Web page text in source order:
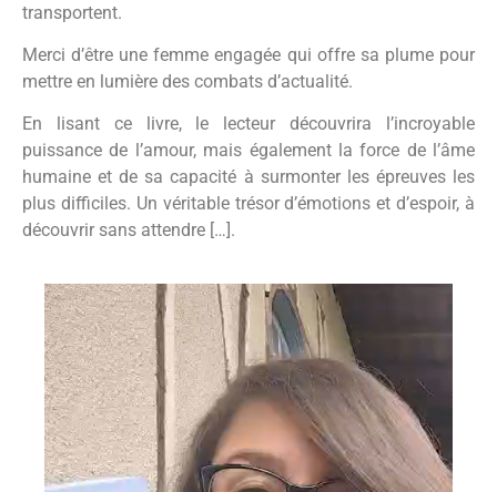
transportent.
Merci d’être une femme engagée qui offre sa plume pour
mettre en lumière des combats d’actualité.
En lisant ce livre, le lecteur découvrira l’incroyable
puissance de l’amour, mais également la force de l’âme
humaine et de sa capacité à surmonter les épreuves les
plus difficiles. Un véritable trésor d’émotions et d’espoir, à
découvrir sans attendre […].